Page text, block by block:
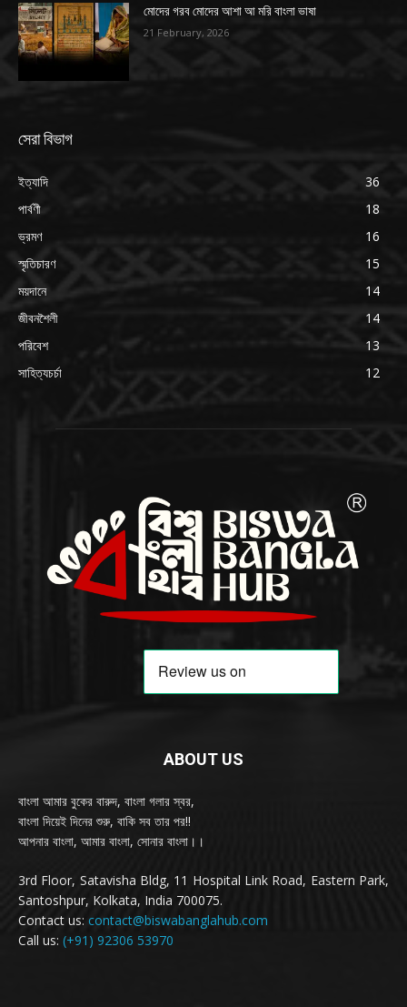
মোদের গরব মোদের আশা আ মরি বাংলা ভাষা
21 February, 2026
সেরা বিভাগ
ইত্যাদি
36
পার্বণী
18
ভ্রমণ
16
স্মৃতিচারণ
15
ময়দানে
14
জীবনশৈলী
14
পরিবেশ
13
সাহিত্যচর্চা
12
ABOUT US
বাংলা আমার বুকের বারুদ, বাংলা গলার স্বর,
বাংলা দিয়েই দিনের শুরু, বাকি সব তার পর!!
আপনার বাংলা, আমার বাংলা, সোনার বাংলা।।
3rd Floor, Satavisha Bldg, 11 Hospital Link Road, Eastern Park,
Santoshpur, Kolkata, India 700075.
Contact us: contact@biswabanglahub.com
Call us: (+91) 92306 53970